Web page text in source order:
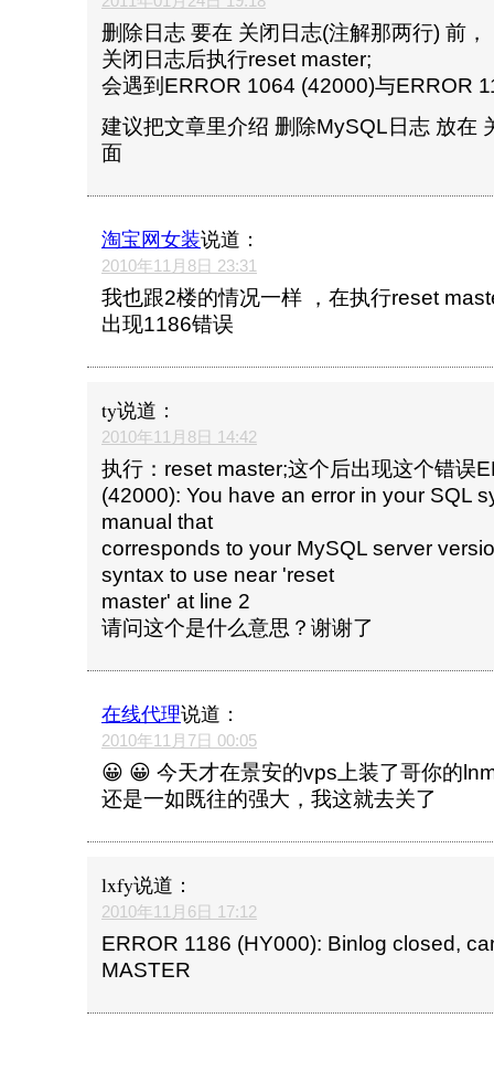
删除日志 要在 关闭日志(注解那两行) 前，
关闭日志后执行reset master;
会遇到ERROR 1064 (42000)与ERROR
建议把文章里介绍 删除MySQL日志 放在
面
淘宝网女装说道：
2010年11月8日 23:31
我也跟2楼的情况一样 ，在执行reset
出现1186错误
ty说道：
2010年11月8日 14:42
执行：reset master;这个后出现这个错误
(42000): You have an error in your SQL
manual that
corresponds to your MySQL server
syntax to use near 'reset
master' at line 2
请问这个是什么意思？谢谢了
在线代理说道：
2010年11月7日 00:05
😀 😀 今天才在景安的vps上装了哥你的
还是一如既往的强大，我这就去关了
lxfy说道：
2010年11月6日 17:12
ERROR 1186 (HY000): Binlog closed,
MASTER